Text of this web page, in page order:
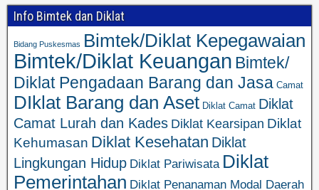
Info Bimtek dan Diklat
Bidang Puskesmas Bimtek/Diklat Kepegawaian
Bimtek/Diklat Keuangan Bimtek/
Diklat Pengadaan Barang dan Jasa Camat
DIklat Barang dan Aset Diklat Camat Diklat
Camat Lurah dan Kades Diklat Kearsipan Diklat
Kehumasan Diklat Kesehatan Diklat
Lingkungan Hidup Diklat Pariwisata Diklat
Pemerintahan Diklat Penanaman Modal Daerah